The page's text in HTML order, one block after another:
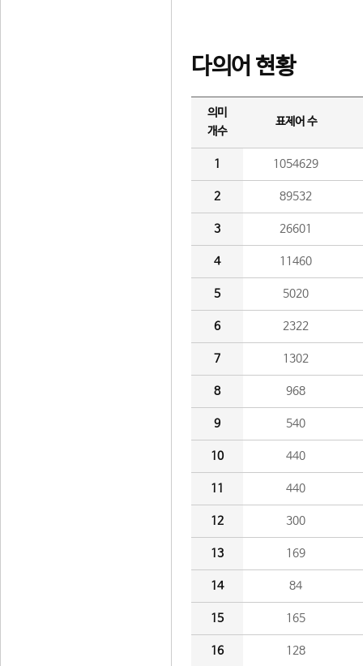
다의어 현황
의미
개수
표제어 수
1 1054629
2 89532
3 26601
4 11460
5 5020
6 2322
7 1302
8 968
9 540
10 440
11 440
12 300
13 169
14 84
15 165
16 128